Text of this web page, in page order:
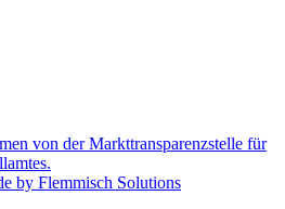
von der Markttransparenzstelle für
by Flemmisch Solutions